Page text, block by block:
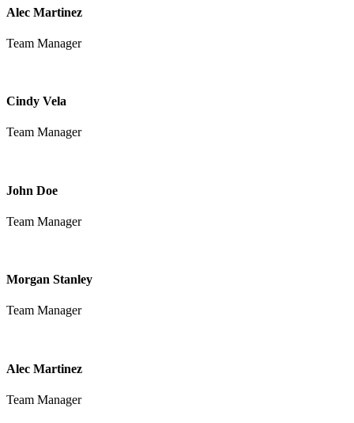
Alec Martinez
Team Manager
Cindy Vela
Team Manager
John Doe
Team Manager
Morgan Stanley
Team Manager
Alec Martinez
Team Manager